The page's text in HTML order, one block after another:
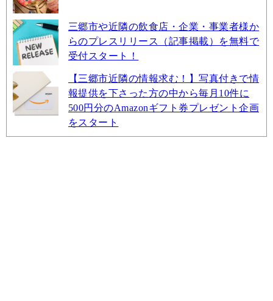
三郷市や近隣の飲食店・企業・事業者様か
らのプレスリリース（記事掲載）を無料で
受付スタート！
【三郷市近隣の情報求む！】写真付きで情
報提供を下さった方の中から毎月10件に
500円分のAmazonギフト券プレゼント企画
をスタート